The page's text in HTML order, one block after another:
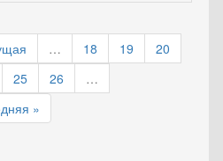
… 18 19
20
25 26
…
»